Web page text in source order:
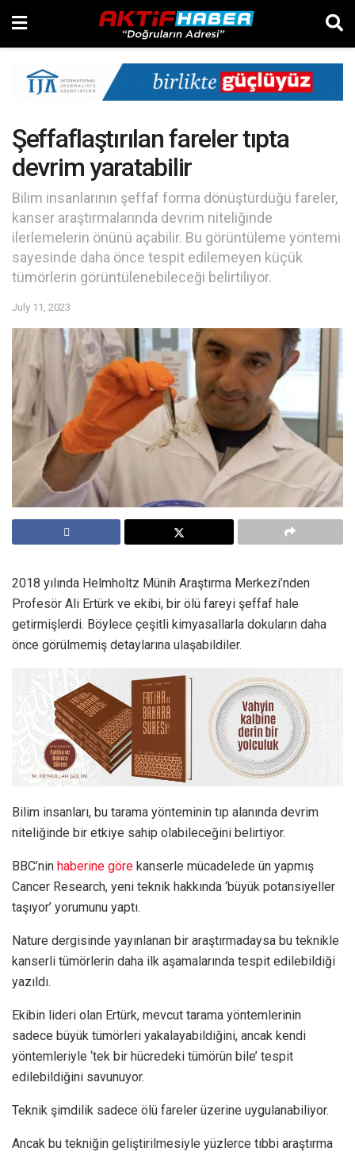
Şeffaflaştırılan fareler tıpta
devrim yaratabilir
Bilim insanlarının şeffaf forma dönüştürdüğü fareler,
kanser araştırmalarında devrim niteliğinde
ilerlemelerin önünü açabilir. Bu görüntüleme yöntemi
sayesinde daha önce tespit edilemeyen küçük
tümörlerin görüntülenebileceği belirtiliyor.
July 11, 2023
2018 yılında Helmholtz Münih Araştırma Merkezi’nden
Profesör Ali Ertürk ve ekibi, bir ölü fareyi şeffaf hale
getirmişlerdi. Böylece çeşitli kimyasallarla dokuların daha
önce görülmemiş detaylarına ulaşabildiler.
Bilim insanları, bu tarama yönteminin tıp alanında devrim
niteliğinde bir etkiye sahip olabileceğini belirtiyor.
BBC’nin haberine göre kanserle mücadelede ün yapmış
Cancer Research, yeni teknik hakkında ‘büyük potansiyeller
taşıyor’ yorumunu yaptı.
Nature dergisinde yayınlanan bir araştırmadaysa bu teknikle
kanserli tümörlerin daha ilk aşamalarında tespit edilebildiği
yazıldı.
Ekibin lideri olan Ertürk, mevcut tarama yöntemlerinin
sadece büyük tümörleri yakalayabildiğini, ancak kendi
yöntemleriyle ‘tek bir hücredeki tümörün bile’ tespit
edilebildiğini savunuyor.
Teknik şimdilik sadece ölü fareler üzerine uygulanabiliyor.
Ancak bu tekniğin geliştirilmesiyle yüzlerce tıbbi araştırma